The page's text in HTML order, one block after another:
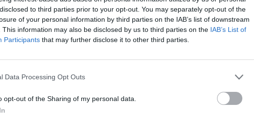
to third parties prior to your opt-out. You may separately opt-out of the
of your personal information by third parties on the IAB’s list of downstream
This information may also be disclosed by us to third parties on the IAB’s List of
Participants that may further disclose it to other third parties.
Data Processing Opt Outs
opt-out of the Sharing of my personal data.
a až na
fungoval
na starosti školství, jak byste zhodnotil investice do
volebním období?
ze škol spíše stížnosti na omezení investic. Řešily
škol je potřeba správně načasovat, být připraven na
že